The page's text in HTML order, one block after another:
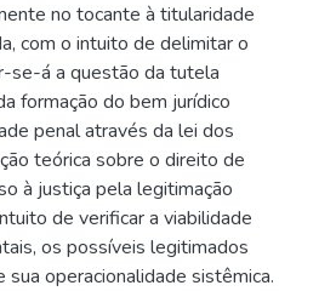
no tocante à titularidade
com o intuito de delimitar o
se-á a questão da tutela
formação do bem jurídico
penal através da lei dos
teórica sobre o direito de
à justiça pela legitimação
de verificar a viabilidade
os possíveis legitimados
operacionalidade sistêmica.